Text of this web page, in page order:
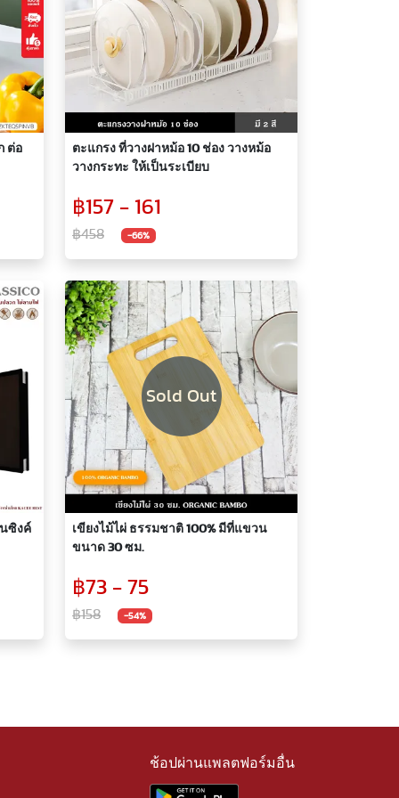
ต่อ
ตะแกรง ที่วางฝาหม้อ 10 ช่อง วางหม้อ
วางกระทะ ให้เป็นระเบียบ
฿157 - 161
฿458 -66%
Sold Out
เขียงไม้ไผ่ ธรรมชาติ 100% มีที่แขวน
ขนาด 30 ซม.
฿73 - 75
฿158 -54%
ช้อปผ่านแพลตฟอร์มอื่น